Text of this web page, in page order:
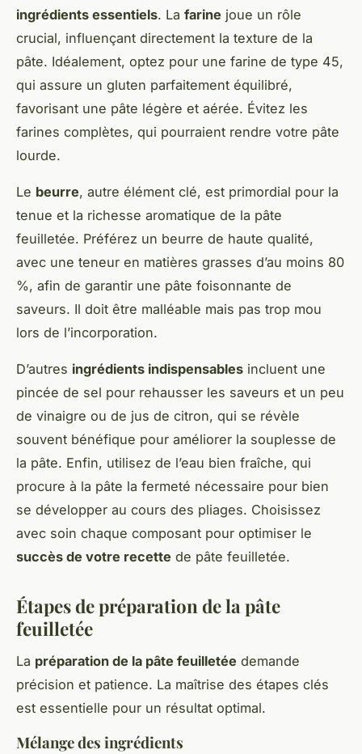
ingrédients essentiels. La farine joue un rôle
crucial, influençant directement la texture de la
pâte. Idéalement, optez pour une farine de type 45,
qui assure un gluten parfaitement équilibré,
favorisant une pâte légère et aérée. Évitez les
farines complètes, qui pourraient rendre votre pâte
lourde.
Le beurre, autre élément clé, est primordial pour la
tenue et la richesse aromatique de la pâte
feuilletée. Préférez un beurre de haute qualité,
avec une teneur en matières grasses d’au moins 80
%, afin de garantir une pâte foisonnante de
saveurs. Il doit être malléable mais pas trop mou
lors de l’incorporation.
D’autres ingrédients indispensables incluent une
pincée de sel pour rehausser les saveurs et un peu
de vinaigre ou de jus de citron, qui se révèle
souvent bénéfique pour améliorer la souplesse de
la pâte. Enfin, utilisez de l’eau bien fraîche, qui
procure à la pâte la fermeté nécessaire pour bien
se développer au cours des pliages. Choisissez
avec soin chaque composant pour optimiser le
succès de votre recette de pâte feuilletée.
Étapes de préparation de la pâte
feuilletée
La préparation de la pâte feuilletée demande
précision et patience. La maîtrise des étapes clés
est essentielle pour un résultat optimal.
Mélange des ingrédients